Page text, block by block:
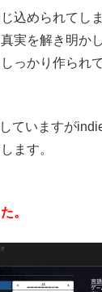
込められてし
実を解き明か
っかり作られ
ていますが
ます。
。